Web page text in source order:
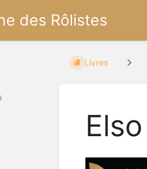
des Rôlistes
Livres